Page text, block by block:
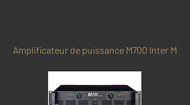
Amplificateur de puissance M700 Inter M